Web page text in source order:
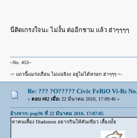
นี่ติดเกรงใจนะ ไม่งั้น ต่ออีกชาม แล้ว ฮ่าๆๆๆๆ
~No. 453~
-= แถวนี้แมร่งเถื่อน ไม่แน่จิงง อยู่ไม่ได้หรอก ฮ่าๆๆๆ =-
Re: ??? ?O????? Civic FeRiO Vi-Rs
« ตอบ #82 เมื่อ:22 มีนาคม 2010, 17:09:46 »
อ้างจาก: pop96 ที่ 22 มีนาคม 2010, 17:07:05
หาคนเลี้ยง Diadomon อยากกินให้คันเขียว เลี้ยงมั้ย